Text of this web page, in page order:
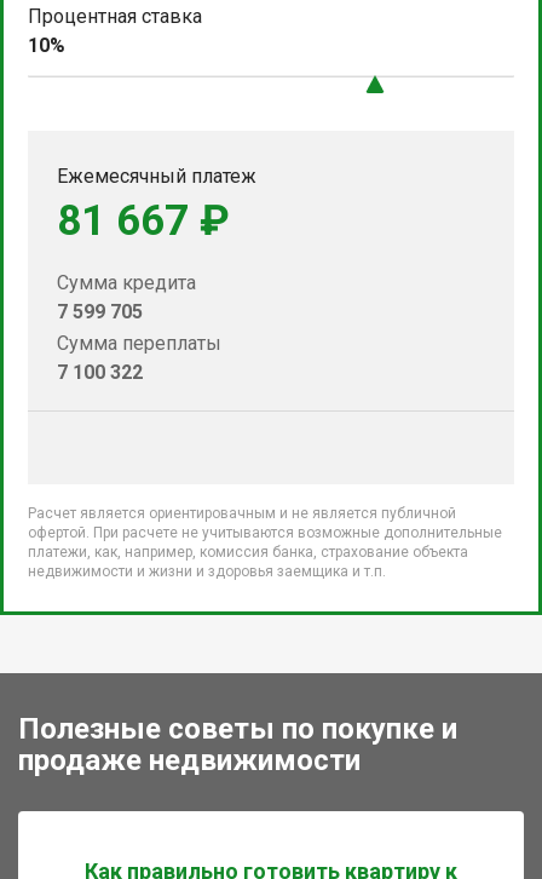
Процентная ставка
10%
Ежемесячный платеж
81 667 ₽
Сумма кредита
7 599 705
Сумма переплаты
7 100 322
Расчет является ориентировачным и не является публичной
офертой. При расчете не учитываются возможные дополнительные
платежи, как, например, комиссия банка, страхование объекта
недвижимости и жизни и здоровья заемщика и т.п.
Полезные советы по покупке и
продаже недвижимости
Как правильно готовить квартиру к